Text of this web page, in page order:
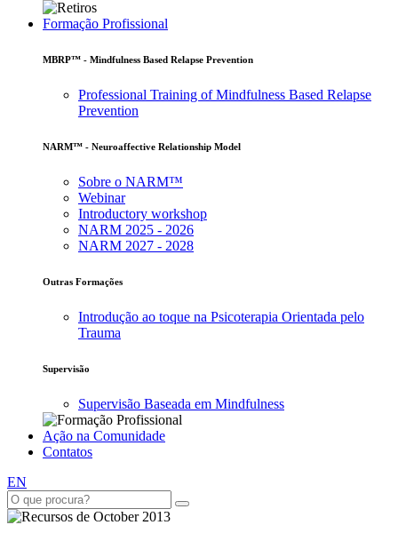
Formação Profissional
MBRP™ - Mindfulness Based Relapse Prevention
Professional Training of Mindfulness Based Relapse
Prevention
NARM™ - Neuroaffective Relationship Model
Sobre o NARM™
Webinar
Introductory workshop
NARM 2025 - 2026
NARM 2027 - 2028
Outras Formações
Introdução ao toque na Psicoterapia Orientada pelo
Trauma
Supervisão
Supervisão Baseada em Mindfulness
Ação na Comunidade
Contatos
EN